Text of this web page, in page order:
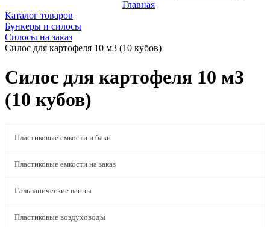
Главная
Каталог товаров
Бункеры и силосы
Силосы на заказ
Силос для картофеля 10 м3 (10 кубов)
Силос для картофеля 10 м3
(10 кубов)
Пластиковые емкости и баки
Пластиковые емкости на заказ
Гальванические ванны
Пластиковые воздуховоды